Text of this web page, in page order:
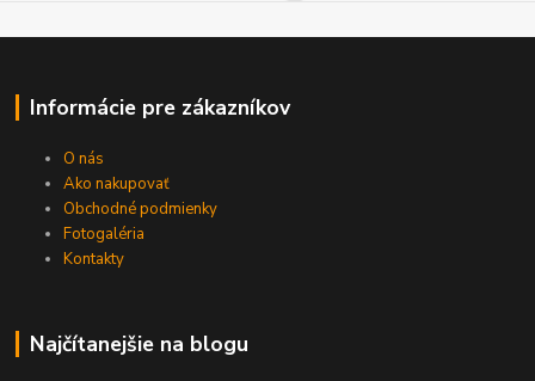
Informácie pre zákazníkov
O nás
Ako nakupovať
Obchodné podmienky
Fotogaléria
Kontakty
Najčítanejšie na blogu